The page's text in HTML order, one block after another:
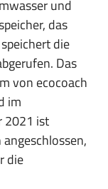
und
das
die
Das
von ecocoach
im
2021 ist
die